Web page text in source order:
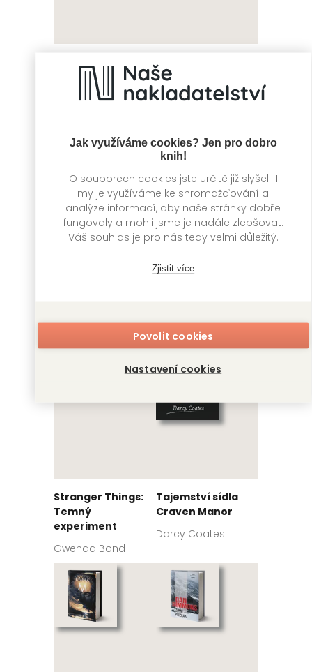
Jak využíváme cookies? Jen pro dobro
knih!
O souborech cookies jste určitě již slyšeli. I
my je využíváme ke shromažďování a
analýze informací, aby naše stránky dobře
fungovaly a mohli jsme je nadále zlepšovat.
Váš souhlas je pro nás tedy velmi důležitý.
Zjistit více
Povolit cookies
Nastavení cookies
Ashburnů
Darcy Coates
Tolkienovi
hrdinové
David Day
Stranger Things:
Temný
experiment
Gwenda Bond
Tajemství sídla
Craven Manor
Darcy Coates